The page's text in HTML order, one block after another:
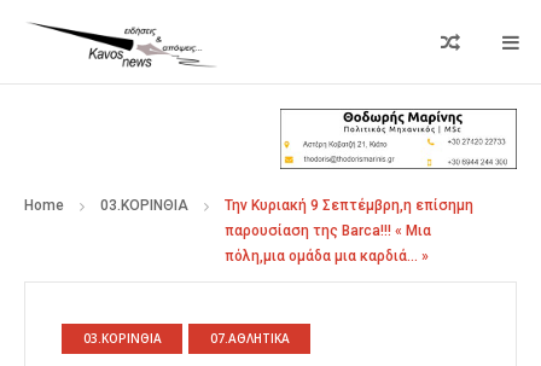
Home 03.ΚΟΡΙΝΘΙΑ
Την Κυριακή 9 Σεπτέμβρη,η επίσημη
παρουσίαση της Barca!!! « Μια
πόλη,μια ομάδα μια καρδιά… »
03.ΚΟΡΙΝΘΙΑ 07.ΑΘΛΗΤΙΚΑ